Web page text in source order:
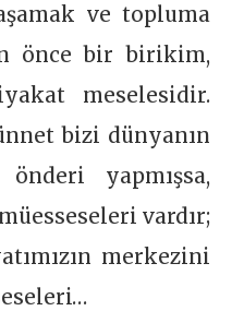
ve topluma
önce bir birikim,
meselesidir.
bizi dünyanın
önderi yapmışsa,
vardır;
merkezini